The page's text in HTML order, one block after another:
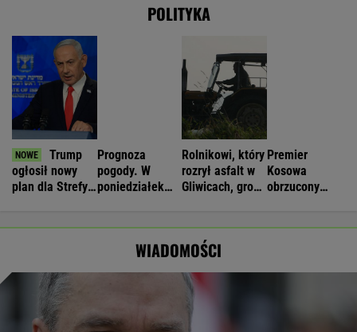
POLITYKA
Trump
ogłosił nowy
plan dla Strefy
Prognoza
pogody. W
poniedziałek
Rolnikowi, który
rozrył asfalt w
Gliwicach, grozi
Premier
Kosowa
obrzucony
WIADOMOŚCI